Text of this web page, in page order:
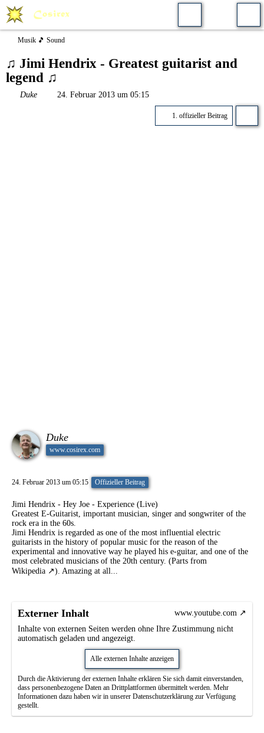
Musik 🎵 Sound
♫ Jimi Hendrix - Greatest guitarist and
legend ♫
Duke 24. Februar 2013 um 05:15
1. offizieller Beitrag
Duke
www.cosirex.com
24. Februar 2013 um 05:15 Offizieller Beitrag
Jimi Hendrix - Hey Joe - Experience (Live)
Greatest E-Guitarist, important musician, singer and songwriter of the
rock era in the 60s.
Jimi Hendrix is regarded as one of the most influential electric
guitarists in the history of popular music for the reason of the
experimental and innovative way he played his e-guitar, and one of the
most celebrated musicians of the 20th century. (Parts from
Wikipedia
). Amazing at all...
Externer Inhalt
www.youtube.com
Inhalte von externen Seiten werden ohne Ihre Zustimmung nicht
automatisch geladen und angezeigt.
Alle externen Inhalte anzeigen
Durch die Aktivierung der externen Inhalte erklären Sie sich damit einverstanden,
dass personenbezogene Daten an Drittplattformen übermittelt werden. Mehr
Informationen dazu haben wir in unserer Datenschutzerklärung zur Verfügung
gestellt.